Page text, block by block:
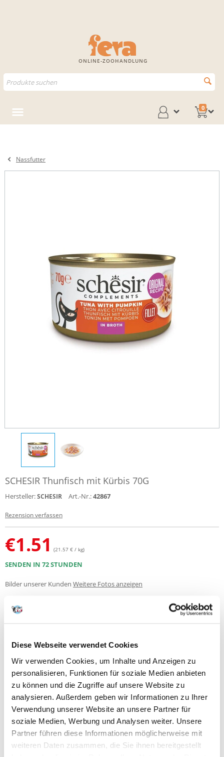
Diese Webseite verwendet Cookies
Wir verwenden Cookies, um Inhalte und Anzeigen zu
personalisieren, Funktionen für soziale Medien anbieten
zu können und die Zugriffe auf unsere Website zu
analysieren. Außerdem geben wir Informationen zu Ihrer
Verwendung unserer Website an unsere Partner für
soziale Medien, Werbung und Analysen weiter. Unsere
Partner führen diese Informationen möglicherweise mit
weiteren Daten zusammen, die Sie ihnen bereitgestellt
ONLINE-ZOOHANDLUNG
0
Nassfutter
SCHESIR Thunfisch mit Kürbis 70G
Hersteller:SCHESIR Art.-Nr.:42867
Rezension verfassen
€1.51 (21.57 € / kg)
SENDEN IN 72 STUNDEN
Bilder unserer Kunden Weitere Fotos anzeigen
Die ganze Qualität und Geschmacksvielfalt der 100 % natürlichen
Zutaten von Schesir in einer originellen und feinen Zubereitung im
Kochsud, um eine leichte Verdaulichkeit und den vollen Nährstoffgehalt
zu garantieren und auch die wählerischsten Tiere zufrieden zu stellen.
Ohne Konservierungsmittel, appetitanregende Substanzen oder
Farbstoffe.
Empfohlen für
Zubereitung
Zusammensetzung